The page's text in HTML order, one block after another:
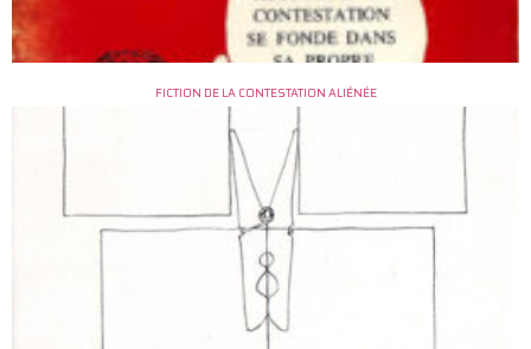
FICTION DE LA CONTESTATION ALIÉNÉE